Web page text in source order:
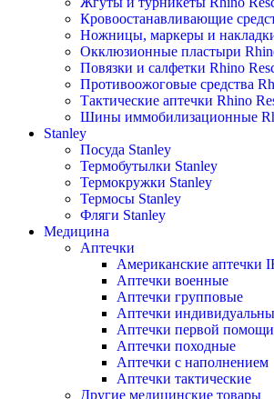
Кровоостанавливающие
Ножницы, маркеры и
Окклюзионные пластыри
Повязки и салфетки Rhino
Противоожоговые средства
Тактические аптечки Rhino
Шины иммобилизационные
Stanley
Посуда Stanley
Термобутылки Stanley
Термокружки Stanley
Термосы Stanley
Фляги Stanley
Медицина
Аптечки
Американские аптечки
Аптечки военные
Аптечки групповые
Аптечки
Аптечки первой помощи
Аптечки походные
Аптечки с наполнением
Аптечки тактические
Другие медицинские товары